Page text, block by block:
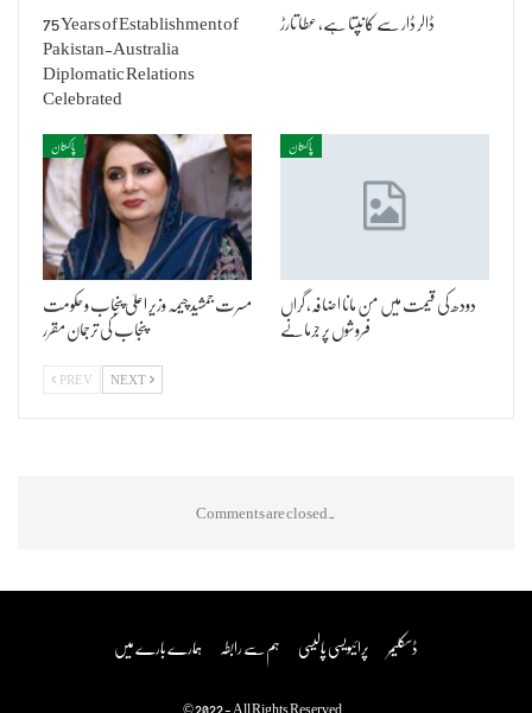
75 Years of Establishment of
Pakistan-Australia
Diplomatic Relations
Celebrated
ڈالر ڈار سے کانپتا ہے، عطا تارڑ
پاکستان
مسرت جمشید چیمہ وزیر اعلیٰ پنجاب و حکومت
پنجاب کی ترجمان مقرر
پاکستان
دودھ کی قیمت میں من مانا اضافہ، گراں
فروشوں پر جرمانے
PREV NEXT
Comments are closed.
ہمارے بارے میں ہم سے رابطہ پرائیویسی پالیسی ڈسکلیمر